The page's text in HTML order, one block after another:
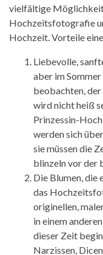
vielfältige
Hochzeitsfotografie
Hochzeit. Vorteile
Liebevolle,
aber im
beobachten,
wird nicht heiß
Prinzessin-
werden sich
sie müssen die
blinzeln vor der
Die Blumen, die
das
originellen,
in einem
dieser Zeit
Narzissen,